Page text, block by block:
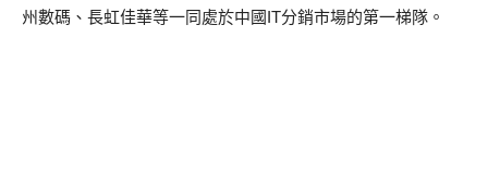
州數碼、長虹佳華等一同處於中國IT分銷市場的第一梯隊。